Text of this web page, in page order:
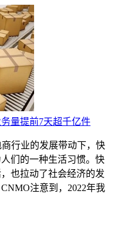
量提前7天超千亿件
商行业的发展带动下，快
们的一种生活习惯。快
也拉动了社会经济的发
注意到，2022年我